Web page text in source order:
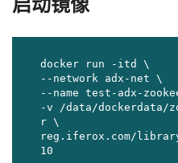
docker run -itd \
--network adx-net \
--name test-adx-
-v /data/dockerdata/
r \
reg.iferox.com/
10